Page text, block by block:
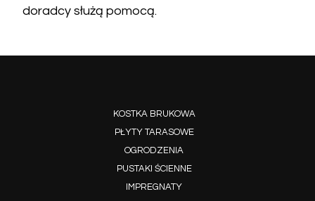
doradcy służą pomocą.
KOSTKA BRUKOWA
PŁYTY TARASOWE
OGRODZENIA
PUSTAKI ŚCIENNE
IMPREGNATY